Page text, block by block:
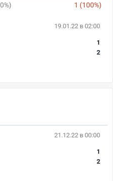
1 (100%)
19.01.22 в 02:00
1
2
21.12.22 в 00:00
1
2